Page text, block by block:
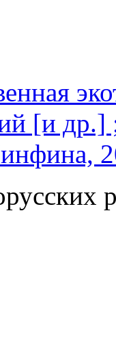
[и др.]